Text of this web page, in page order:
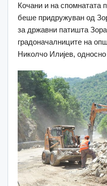
Кочани и на спомнатата
беше придружуван од
за државни патишта
градоначалниците на
Николчо Илијев,